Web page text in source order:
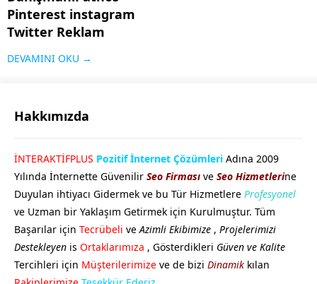
Pinterest instagram
Twitter Reklam
bir şekilde kullanılmasa da
aramaları için sık kullanılan bir
platform olan Pinterest’te yer
almak işletmenizi öne
çıkaracaktır. Özellikle
Pinterest’in kitlesine...
DEVAMINI OKU →
Hakkımızda
İNTERAKTİFPLUS Pozitif İnternet Çözümleri Adına 2009
Yılında İnternette Güvenilir Seo Firması ve Seo Hizmetlerine
Duyulan ihtiyacı Gidermek ve bu Tür Hizmetlere Profesyonel
ve Uzman bir Yaklaşım Getirmek için Kurulmuştur. Tüm
Başarılar için Tecrübeli ve Azimli Ekibimize , Projelerimizi
Destekleyen is Ortaklarımıza , Gösterdikleri Güven ve Kalite
Tercihleri için Müşterilerimize ve de bizi Dinamik kılan
GÖKHAN GÖKMEN